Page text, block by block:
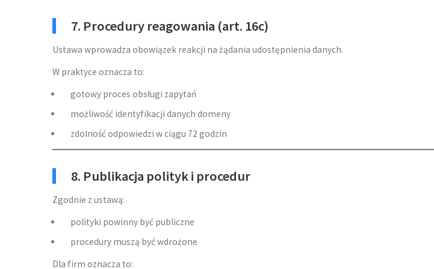
7. Procedury reagowania (art. 16c)
Ustawa wprowadza obowiązek reakcji na żądania udostępnienia danych.
W praktyce oznacza to:
gotowy proces obsługi zapytań
możliwość identyfikacji danych domeny
zdolność odpowiedzi w ciągu 72 godzin
8. Publikacja polityk i procedur
Zgodnie z ustawą:
polityki powinny być publiczne
procedury muszą być wdrożone
Dla firm oznacza to: